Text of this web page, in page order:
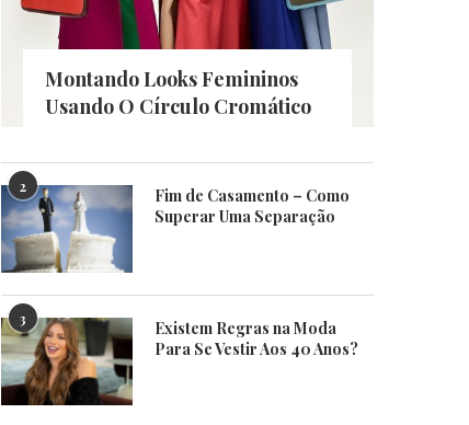
Montando Looks Femininos
Usando O Círculo Cromático
2
Fim de Casamento – Como
Superar Uma Separação
3
Existem Regras na Moda
Para Se Vestir Aos 40 Anos?